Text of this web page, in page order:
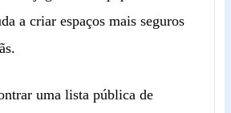
a criar espaços mais seguros
uma lista pública de